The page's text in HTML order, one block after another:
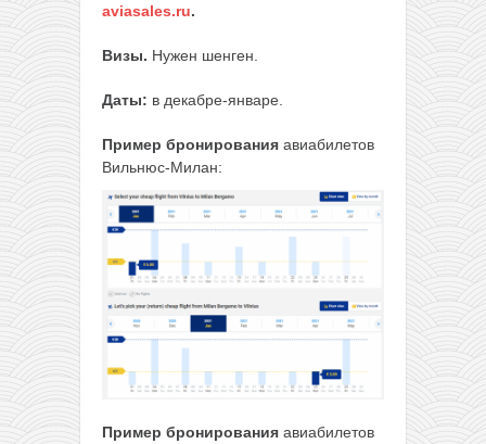
aviasales.ru.
Визы. Нужен шенген.
Даты: в декабре-январе.
Пример бронирования авиабилетов
Вильнюс-Милан:
Пример бронирования авиабилетов